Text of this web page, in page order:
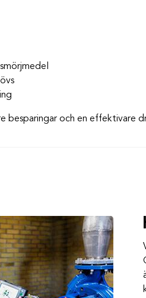
besparingar och en effektivare